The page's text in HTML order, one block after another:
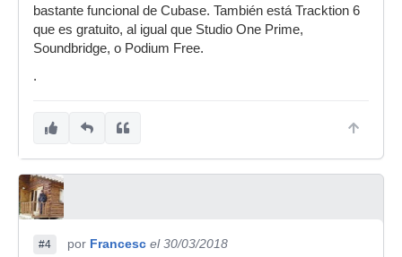
bastante funcional de Cubase. También está Tracktion 6
que es gratuito, al igual que Studio One Prime,
Soundbridge, o Podium Free.
.
#4 por Francesc el 30/03/2018